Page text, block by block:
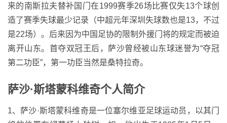
来的南斯拉夫替补国门在1999赛季26场比赛仅失13个球创
造了赛季失球最少记录（中超元年深圳失球数也是13，不过
是22场）。后来因为中国足协的限制外援门将的规定而被迫
离开山东。首夺双冠王后，萨沙曾经被山东球迷誉为“夺冠
第二功臣”，第一功臣当然是桑特拉奇。
萨沙·斯塔蒙科维奇个人简介
1、萨沙·斯塔蒙科维奇是一位塞尔维亚足球运动员，以其门